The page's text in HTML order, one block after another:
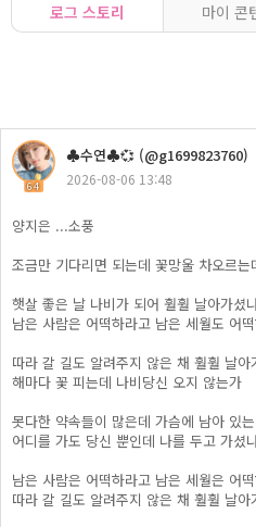
로그 스토리 마이 콘
64
♣수연♣💞 (@g1699823760)
2026-08-06 13:48
양지은 ...소풍
조금만 기다리면 되는데 꽃망울 차오르는
햇살 좋은 날 나비가 되어 훨훨 날아가셨
남은 사람은 어떡하라고 남은 세월도 어
따라 갈 길도 알려주지 않은 채 훨훨 날아
해마다 꽃 피는데 나비당신 오지 않는가
못다한 약속들이 많은데 가슴에 남아 있
어디를 가도 당신 뿐인데 나를 두고 가셨
남은 사람은 어떡하라고 남은 세월은 어
따라 갈 길도 알려주지 않은 채 훨훨 날아